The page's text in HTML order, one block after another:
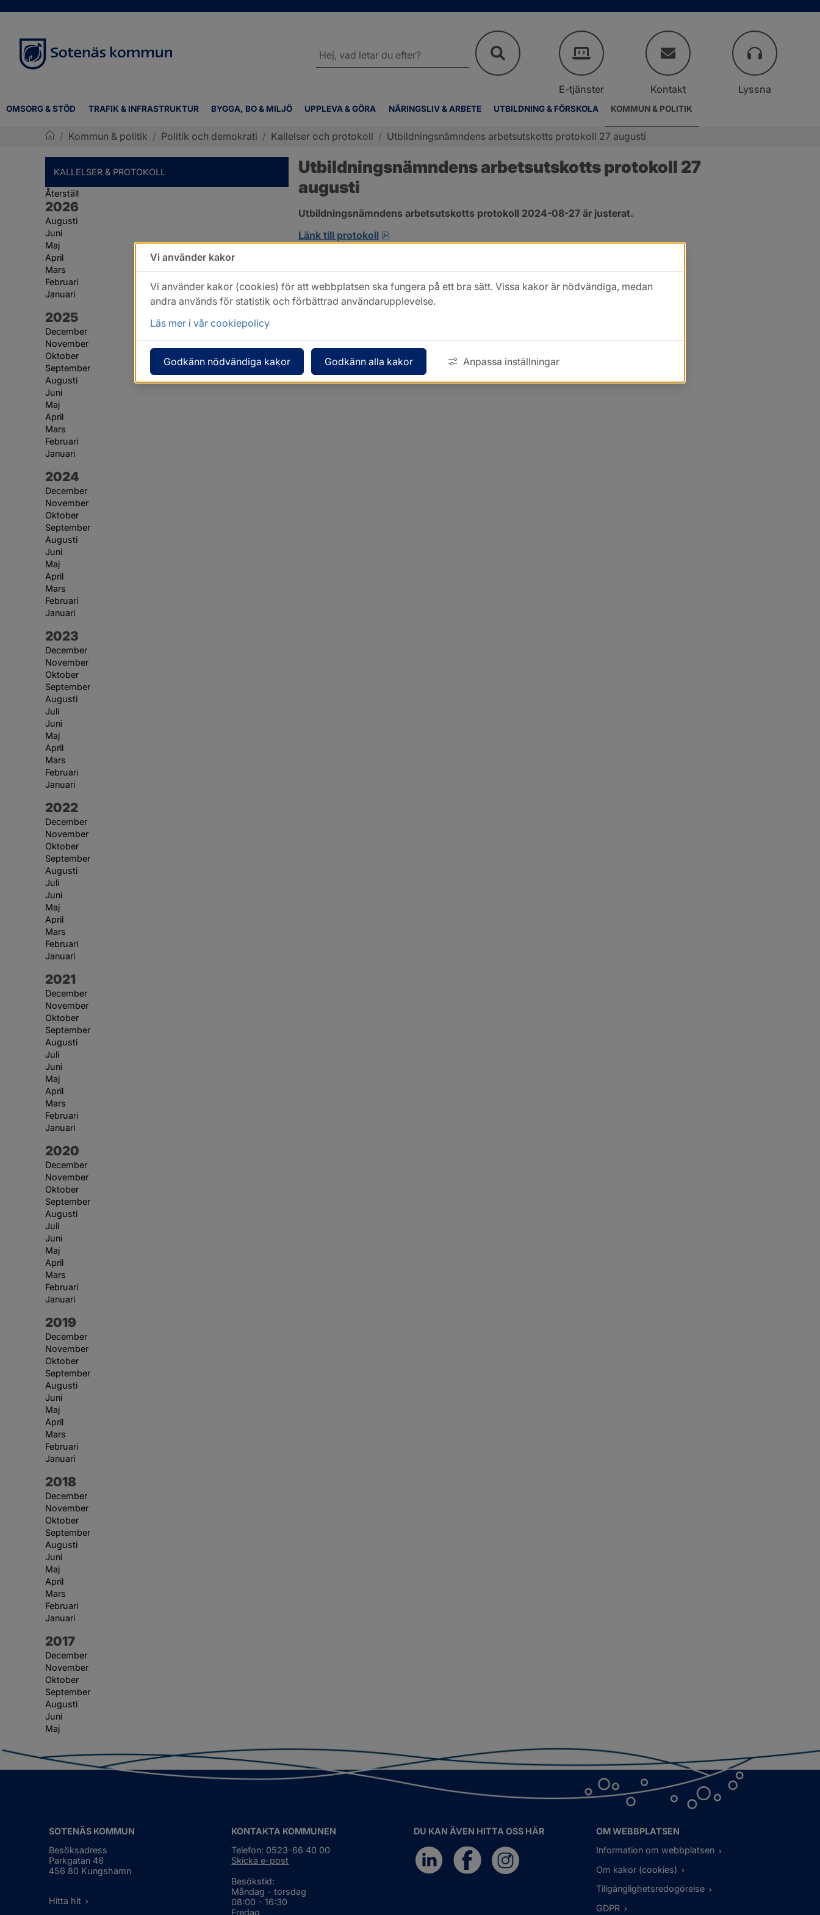
OMSORG & STÖD TRAFIK & INFRASTRUKTUR BYGGA, BO & MILJÖ UPPLEVA & GÖRA NÄRINGSLIV & ARBETE UTBILDNING & FÖRSKOLA KOMMUN & POLITIK
webbplatsen
E-tjänster Kontakt Lyssna
/ Kommun & politik / Politik och demokrati / Kallelser och protokoll / Utbildningsnämndens arbetsutskotts protokoll 27 augusti
KALLELSER & PROTOKOLL
Återställ
År:
2026
Augusti
Juni
Maj
April
Mars
Februari
Januari
År:
2025
December
November
Oktober
September
Augusti
Juni
Maj
April
Mars
Februari
Januari
År:
2024
December
November
Oktober
September
Augusti
Juni
Maj
April
Mars
Februari
Januari
År:
2023
December
November
Oktober
September
Augusti
Juli
Juni
Maj
April
Mars
Februari
Januari
År:
2022
December
November
Oktober
September
Augusti
Juli
Juni
Maj
April
Mars
Februari
Januari
År:
2021
December
November
Oktober
September
Augusti
Juli
Juni
Maj
April
Mars
Februari
Januari
År:
2020
December
November
Oktober
September
Augusti
Juli
Juni
Maj
April
Mars
Februari
Januari
År:
2019
December
November
Oktober
September
Augusti
Juni
Maj
April
Mars
Februari
Januari
År:
2018
December
November
Oktober
September
Augusti
Juni
Maj
April
Mars
Februari
Januari
År:
2017
December
November
Oktober
September
Augusti
Juni
Maj
Utbildningsnämndens arbetsutskotts protokoll 27
augusti
Utbildningsnämndens arbetsutskotts protokoll 2024-08-27 är justerat.
Länk till protokoll
pdf, 172.8 kB, öppnas i nytt fönster.
SOTENÄS KOMMUN
Besöksadress
Parkgatan 46
456 80 Kungshamn
Hitta hit
KONTAKTA KOMMUNEN
Telefon: 0523-66 40 00
Skicka e-post
Besökstid:
Måndag - torsdag
08:00 - 16:30
Fredag
DU KAN ÄVEN HITTA OSS HÄR
OM WEBBPLATSEN
Information om webbplatsen
Om kakor (cookies)
Tillgänglighetsredogörelse
GDPR
Vi använder kakor
Vi använder kakor (cookies) för att webbplatsen ska fungera på ett bra sätt. Vissa kakor är nödvändiga, medan
andra används för statistik och förbättrad användarupplevelse.
Läs mer i vår cookiepolicy
Godkänn nödvändiga kakor Godkänn alla kakor Anpassa inställningar